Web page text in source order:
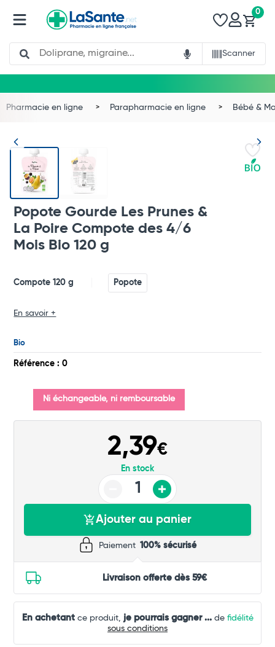
Search
Scanner
0
Commander
Pharmacie en ligne Parapharmacie en ligne Bébé &
Popote Gourde Les Prunes &
La Poire Compote des 4/6
Mois Bio 120 g
Compote 120 g Popote
En savoir +
Bio
Référence : 0
Ni échangeable, ni remboursable
2,39€
En stock
Ajouter au panier
Paiement 100% sécurisé
Livraison offerte dès 59€
En achetantce produit, je pourrais gagner ...de fidélité
sous conditions